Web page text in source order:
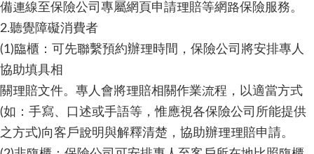
備連線至保險公司專屬網頁申請理賠等網路保險服務。
2.聽覺障礙消費者
(1)臨櫃：可先聯繫預約辦理時間，保險公司將安排專人
協助填具相
關理賠文件。專人會將理賠相關作業流程，以適當方式
(如：手寫、口述或手語等，惟應視各保險公司所能提供
之方式)向客戶說明與解釋清楚，協助辦理理賠申請。